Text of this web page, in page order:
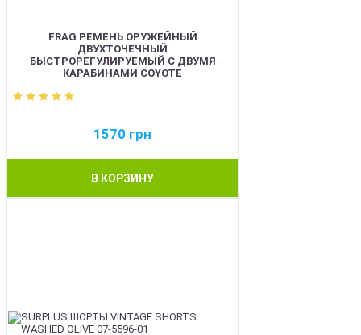
FRAG РЕМЕНЬ ОРУЖЕЙНЫЙ
ДВУХТОЧЕЧНЫЙ
БЫСТРОРЕГУЛИРУЕМЫЙ С ДВУМЯ
КАРАБИНАМИ COYOTE
1570 грн
В КОРЗИНУ